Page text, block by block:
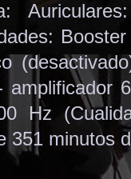
amplificador
Hz
351 minutos